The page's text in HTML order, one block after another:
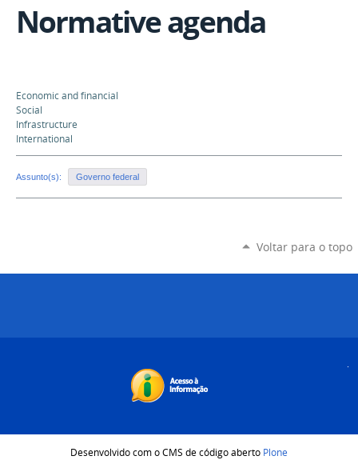
Normative agenda
Economic and financial
Social
Infrastructure
International
Assunto(s): Governo federal
Voltar para o topo
Desenvolvido com o CMS de código aberto Plone